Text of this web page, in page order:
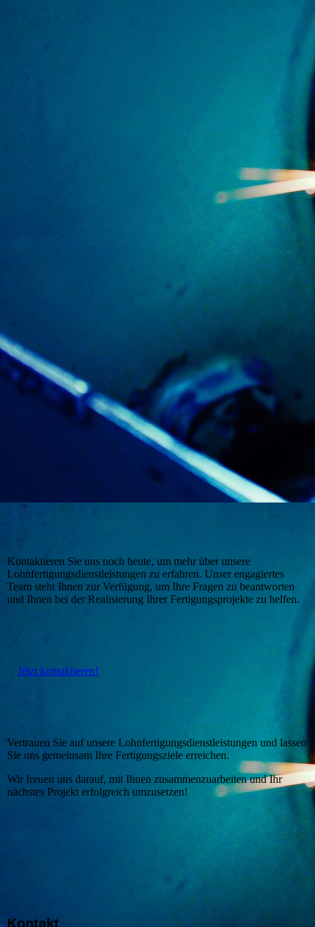
Kontaktieren Sie uns noch heute, um mehr über unsere
Lohnfertigungsdienstleistungen zu erfahren. Unser engagiertes
Team steht Ihnen zur Verfügung, um Ihre Fragen zu beantworten
und Ihnen bei der Realisierung Ihrer Fertigungsprojekte zu helfen.
Jetzt kontaktieren!
Vertrauen Sie auf unsere Lohnfertigungsdienstleistungen und lassen
Sie uns gemeinsam Ihre Fertigungsziele erreichen.
Wir freuen uns darauf, mit Ihnen zusammenzuarbeiten und Ihr
nächstes Projekt erfolgreich umzusetzen!
Kontakt